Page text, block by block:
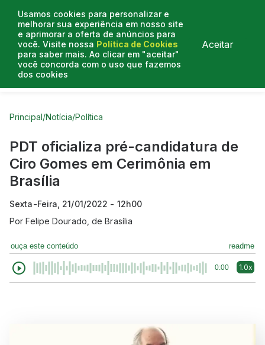
Usamos cookies para personalizar e
melhorar sua experiência em nosso site
e aprimorar a oferta de anúncios para
você. Visite nossa Política de Cookies
para saber mais. Ao clicar em "aceitar"
você concorda com o uso que fazemos
dos cookies
Aceitar
Curtas do Poder
Principal/Notícia/Política
PDT oficializa pré-candidatura de
Ciro Gomes em Cerimônia em
Brasília
Sexta-Feira, 21/01/2022 - 12h00
PorFelipe Dourado, de Brasília
ouça este conteúdo readme
0:00 1.0x